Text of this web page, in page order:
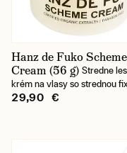
Hanz de Fuko Scheme
Cream (56 g) Stredne
krém na vlasy so strednou
29,90 €